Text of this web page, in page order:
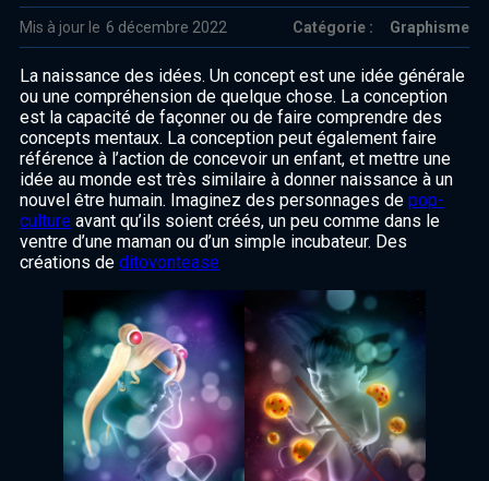
Mis à jour le 6 décembre 2022 Catégorie : Graphisme
La naissance des idées. Un concept est une idée générale
ou une compréhension de quelque chose. La conception
est la capacité de façonner ou de faire comprendre des
concepts mentaux. La conception peut également faire
référence à l’action de concevoir un enfant, et mettre une
idée au monde est très similaire à donner naissance à un
nouvel être humain. Imaginez des personnages de pop-
culture avant qu’ils soient créés, un peu comme dans le
ventre d’une maman ou d’un simple incubateur. Des
créations de ditovontease